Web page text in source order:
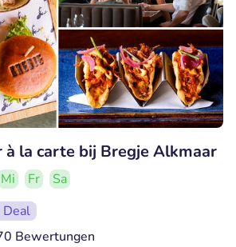
la carte bij Bregje Alkmaar
Mi Fr
Sa
Bewertungen